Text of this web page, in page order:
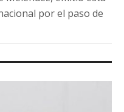
por el paso de